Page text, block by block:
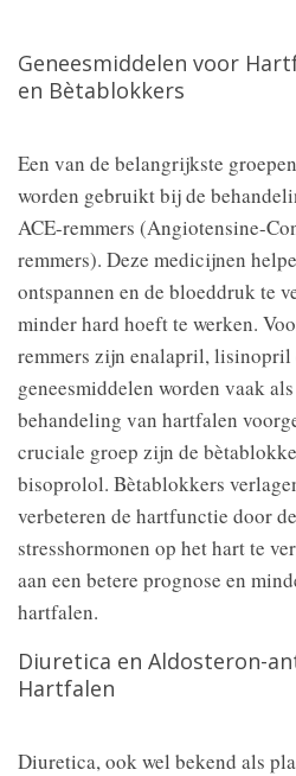
Geneesmiddelen voor
en Bètablokkers
Een van de belangrijkste
worden gebruikt bij de
ACE-remmers (Angiotensine-
remmers). Deze medicijnen
ontspannen en de bloeddruk te
minder hard hoeft te werken.
remmers zijn enalapril, lisinopril
geneesmiddelen worden vaak
behandeling van hartfalen
cruciale groep zijn de
bisoprolol. Bètablokkers
verbeteren de hartfunctie door
stresshormonen op het hart te
aan een betere prognose en
hartfalen.
Diuretica en Aldosteron-
Hartfalen
Diuretica, ook wel bekend als